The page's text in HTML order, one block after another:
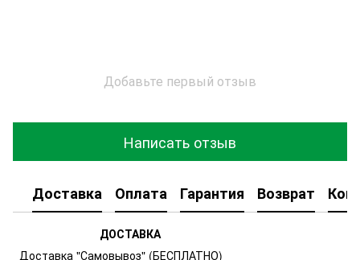
Добавьте первый отзыв
Написать отзыв
Доставка Оплата Гарантия Возврат
ДОСТАВКА
Доставка "Самовывоз" (БЕСПЛАТНО)